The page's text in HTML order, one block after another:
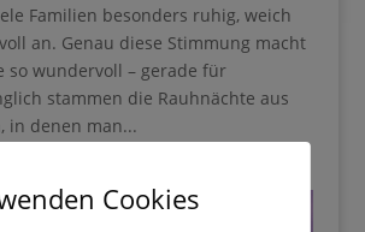
Familien besonders ruhig, weich
an. Genau diese Stimmung macht
so wundervoll – gerade für
stammen die Rauhnächte aus
in denen man...
Cookies